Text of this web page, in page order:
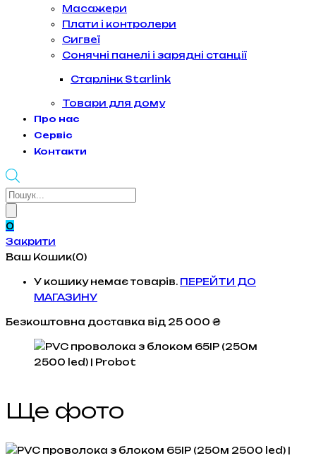
Масажери
Плати і контролери
Сигвеї
Сонячні панелі і зарядні станції
Старлінк Starlink
Товари для дому
Про нас
Сервіс
Контакти
Products
0
Закрити
Ваш Кошик(0)
У кошику немає товарів. ПЕРЕЙТИ ДО
МАГАЗИНУ
Безкоштовна доставка від 25 000 ₴
Ще фото